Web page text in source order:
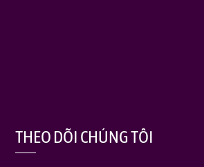
THEO DÕI CHÚNG TÔI